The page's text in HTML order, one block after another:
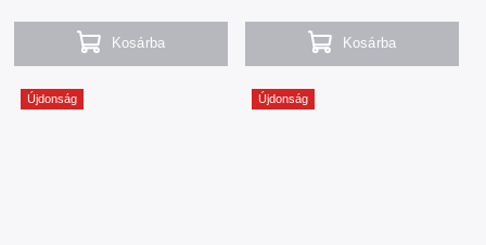
Kosárba Kosárba
Újdonság Újdonság